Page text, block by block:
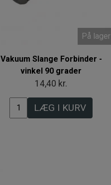
På lager
Vakuum Slange Forbinder -
vinkel 90 grader
14,40 kr.
LÆG I KURV